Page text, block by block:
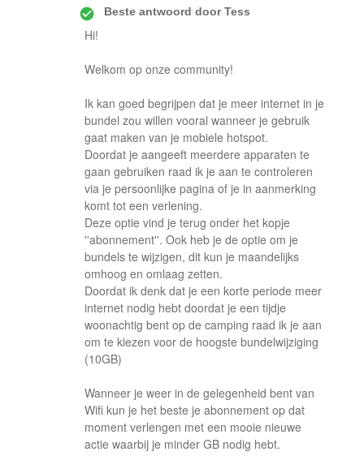
Beste antwoord doorTess
Hi!
Welkom op onze community!
Ik kan goed begrijpen dat je meer internet in je
bundel zou willen vooral wanneer je gebruik
gaat maken van je mobiele hotspot.
Doordat je aangeeft meerdere apparaten te
gaan gebruiken raad ik je aan te controleren
via je persoonlijke pagina of je in aanmerking
komt tot een verlening.
Deze optie vind je terug onder het kopje
''abonnement''. Ook heb je de optie om je
bundels te wijzigen, dit kun je maandelijks
omhoog en omlaag zetten.
Doordat ik denk dat je een korte periode meer
internet nodig hebt doordat je een tijdje
woonachtig bent op de camping raad ik je aan
om te kiezen voor de hoogste bundelwijziging
(10GB)
Wanneer je weer in de gelegenheid bent van
Wifi kun je het beste je abonnement op dat
moment verlengen met een mooie nieuwe
actie waarbij je minder GB nodig hebt.